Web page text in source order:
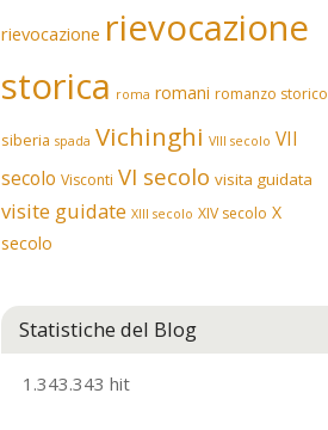
rievocazione rievocazione
storica roma romani romanzo storico
siberia spada Vichinghi VIII secolo VII
secolo Visconti VI secolo visita guidata
visite guidate XIII secolo XIV secolo X
secolo
Statistiche del Blog
1.343.343 hit